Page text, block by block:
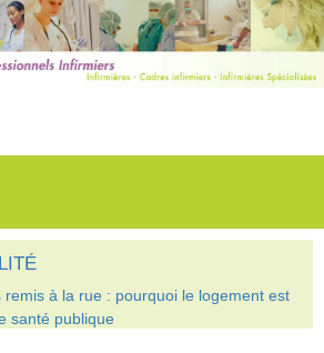
remis à la rue : pourquoi le logement est
santé publique